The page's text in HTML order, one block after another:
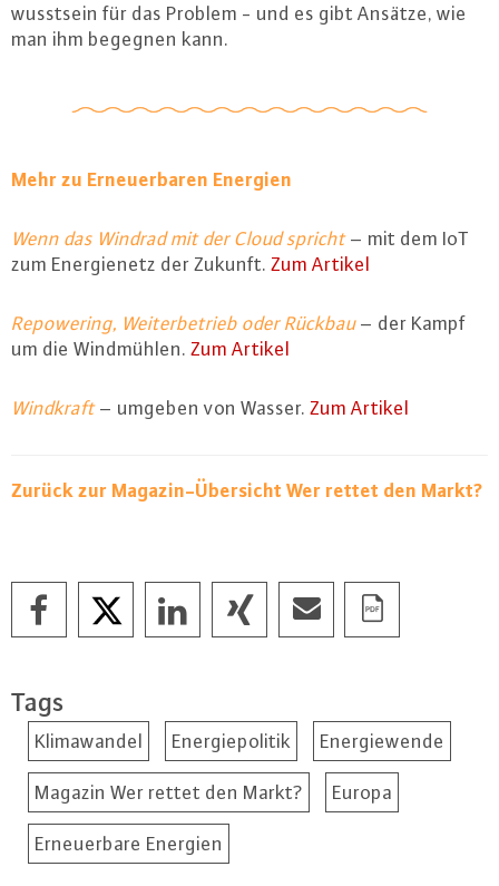
wusst­sein für das Problem - und es gibt Ansätze, wie
man ihm begegnen kann.
Mehr zu Er­neu­er­ba­ren Energien
Wenn das Windrad mit der Cloud spricht – mit dem IoT
zum En­er­gie­netz der Zukunft. Zum Artikel
Re­power­ing, Wei­ter­be­trieb oder Rückbau– der Kampf
um die Wind­müh­len. Zum Artikel
Windkraft– umgeben von Wasser. Zum Artikel
Zurück zur Ma­ga­zin-Über­sicht Wer rettet den Markt?
Tags
Klimawandel Energiepolitik Energiewende
Magazin Wer rettet den Markt? Europa
Erneuerbare Energien